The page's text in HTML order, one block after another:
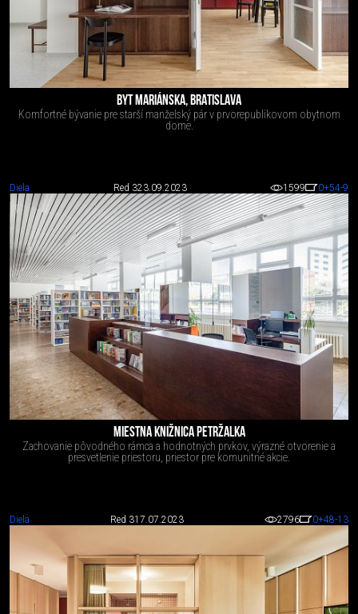
BYT MARIÁNSKA, BRATISLAVA
Komfortné bývanie pre starší manželský pár v prvorepublikovom obytnom
dome.
Diela Red 323.09.2023 1599 0+54-9
MIESTNA KNIŽNICA PETRŽALKA
Zachovanie pôvodného rámca a hodnotných prvkov, výrazné otvorenie a
presvetlenie priestoru, priestor pre komunitné akcie.
Diela Red 317.07.2023 2796 0+48-13